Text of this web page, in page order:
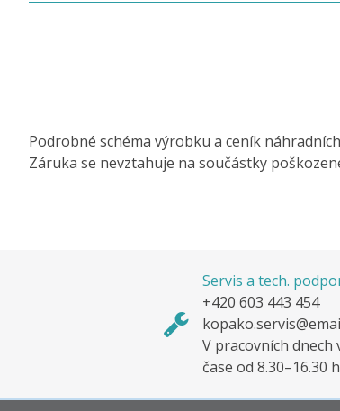
Podrobné schéma výrobku a ceník
Záruka se nevztahuje na součástky
Servis a tech.
+420 603 443 454
V pracovních dnech
čase od 8.30–16.30